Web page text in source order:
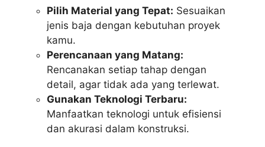
Pilih Material yang Tepat: Sesuaikan
jenis baja dengan kebutuhan proyek
kamu.
Perencanaan yang Matang:
Rencanakan setiap tahap dengan
detail, agar tidak ada yang terlewat.
Gunakan Teknologi Terbaru:
Manfaatkan teknologi untuk efisiensi
dan akurasi dalam konstruksi.